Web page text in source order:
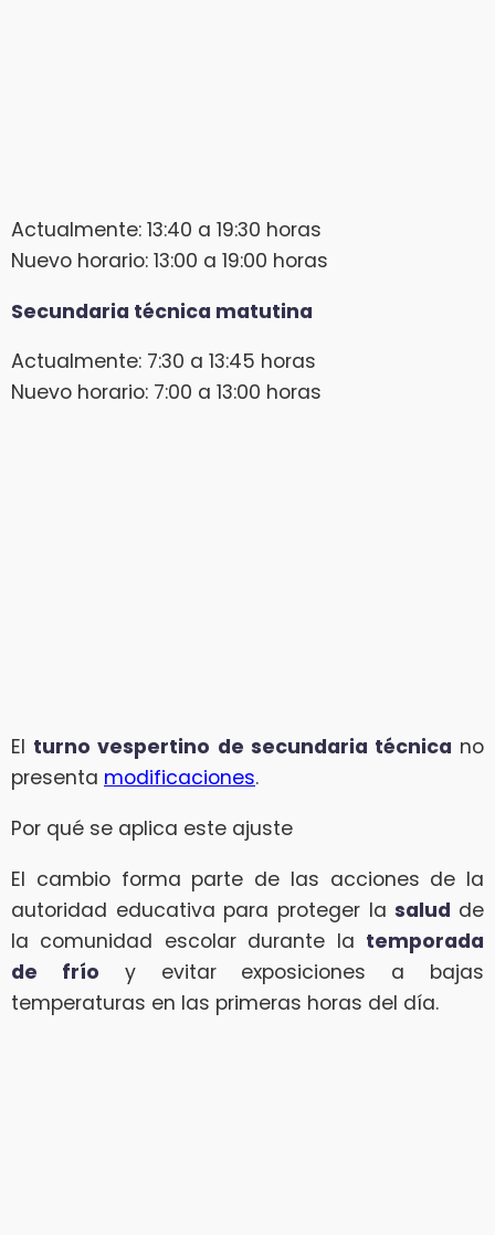
Actualmente: 13:40 a 19:30 horas
Nuevo horario: 13:00 a 19:00 horas
Secundaria técnica matutina
Actualmente: 7:30 a 13:45 horas
Nuevo horario: 7:00 a 13:00 horas
El turno vespertino de secundaria técnica no
presenta modificaciones.
Por qué se aplica este ajuste
El cambio forma parte de las acciones de la
autoridad educativa para proteger lasalud de
la comunidad escolar durante la temporada
de frío y evitar exposiciones a bajas
temperaturas en las primeras horas del día.